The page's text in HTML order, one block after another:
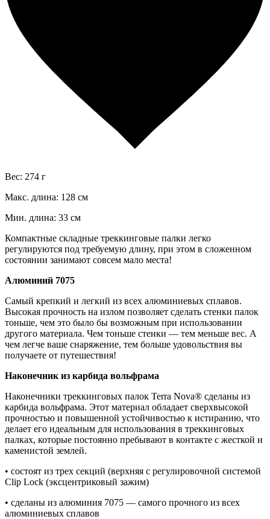
Вес: 274 г
Макс. длина: 128 см
Мин. длина: 33 см
Компактные складные треккинговые палки легко
регулируются под требуемую длину, при этом в сложенном
состоянии занимают совсем мало места!
Алюминий 7075
Самый крепкий и легкий из всех алюминиевых сплавов.
Высокая прочность на излом позволяет сделать стенки палок
тоньше, чем это было бы возможным при использовании
другого материала. Чем тоньше стенки — тем меньше вес. А
чем легче ваше снаряжение, тем больше удовольствия вы
получаете от путешествия!
Наконечник из карбида вольфрама
Наконечники треккинговых палок Terra Nova® сделаны из
карбида вольфрама. Этот материал обладает сверхвысокой
прочностью и повышенной устойчивостью к истиранию, что
делает его идеальным для использования в треккинговых
палках, которые постоянно пребывают в контакте с жесткой и
каменистой землей.
• состоят из трех секций (верхняя c регулировочной системой
Clip Lock (эксцентриковый зажим)
• сделаны из алюминия 7075 — самого прочного из всех
алюминиевых сплавов